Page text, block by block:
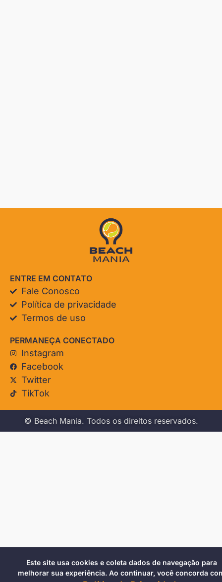
ENTRE EM CONTATO
Fale Conosco
Política de privacidade
Termos de uso
PERMANEÇA CONECTADO
Instagram
Facebook
Twitter
TikTok
© Beach Mania. Todos os direitos reservados.
Este site usa cookies e coleta dados de navegação para
melhorar sua experiência. Ao continuar, você concorda